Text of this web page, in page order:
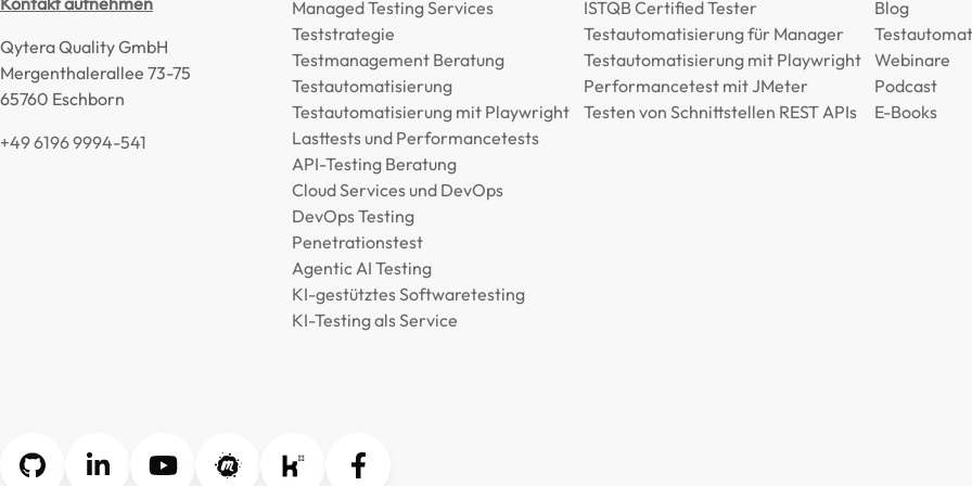
Qytera Quality GmbH
Mergenthalerallee 73-75
65760 Eschborn
+49 6196 9994-541
Managed Testing Services
Teststrategie
Testmanagement Beratung
Testautomatisierung
Testautomatisierung mit Playwright
Lasttests und Performancetests
API-Testing Beratung
Cloud Services und DevOps
DevOps Testing
Penetrationstest
Agentic AI Testing
KI-gestütztes Softwaretesting
KI-Testing als Service
ISTQB Certified Tester
Testautomatisierung für Manager
Testautomatisierung mit Playwright
Performancetest mit JMeter
Testen von Schnittstellen REST APIs
Blog
Webinare
Podcast
E-Books